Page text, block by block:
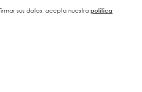
sus datos, acepta nuestrapolítica